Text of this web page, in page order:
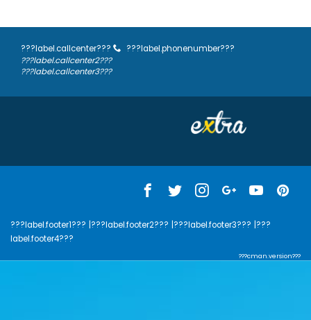
???label.callcenter???
???label.phonenumber???
???label.callcenter2???
???label.callcenter3???
???label.footer1??? |???label.footer2??? |???label.footer3??? |???
label.footer4???
???cman.version???